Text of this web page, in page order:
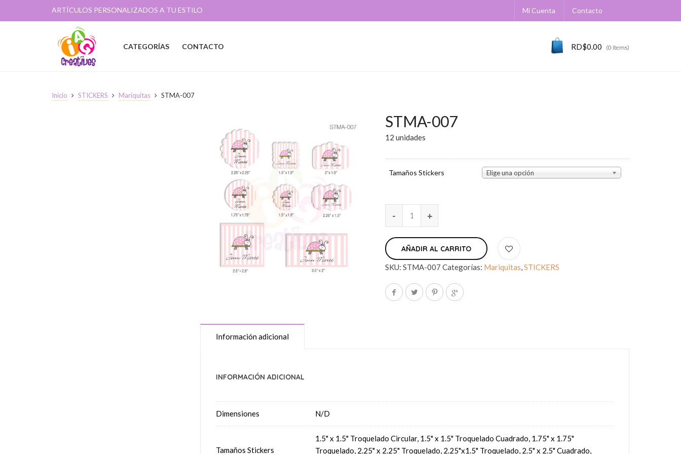
ARTÍCULOS PERSONALIZADOS A TU ESTILO Mi Cuenta Contacto
RD$0.00 (0 items)
CATEGORÍAS CONTACTO
Inicio STICKERS Mariquitas STMA-007
STMA-007
12 unidades
Tamaños Stickers Elige una opción
AÑADIR AL CARRITO
SKU:STMA-007 Categorías: Mariquitas,STICKERS
Información adicional
INFORMACIÓN ADICIONAL
Dimensiones N/D
Tamaños Stickers
1.5" x 1.5" Troquelado Circular, 1.5" x 1.5" Troquelado Cuadrado, 1.75" x 1.75"
Troquelado, 2.25" x 2.25" Troquelado, 2.25"x1.5" Troquelado, 2.5" x 2.5" Cuadrado,